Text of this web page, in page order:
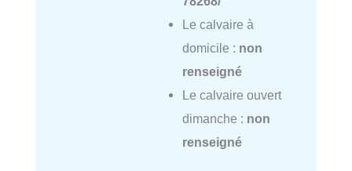
Le calvaire à
domicile : non
renseigné
Le calvaire ouvert
dimanche : non
renseigné